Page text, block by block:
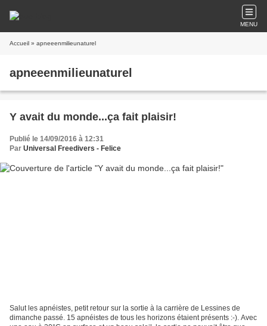
MENU
Accueil » apneeenmilieunaturel
apneeenmilieunaturel
Y avait du monde...ça fait plaisir!
Publié le 14/09/2016 à 12:31
Par Universal Freedivers - Felice
Salut les apnéistes, petit retour sur la sortie à la carrière de Lessines de
dimanche passé. 15 apnéistes de tous les horizons étaient présents :-). Avec